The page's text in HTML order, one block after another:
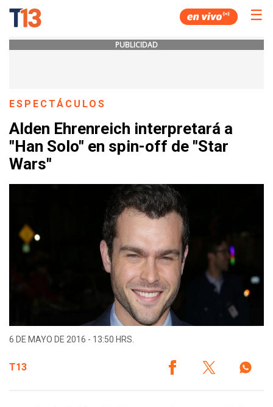
☰
PUBLICIDAD
ESPECTÁCULOS
Alden Ehrenreich interpretará a
"Han Solo" en spin-off de "Star
Wars"
6 DE MAYO DE 2016 - 13:50 HRS.
T13